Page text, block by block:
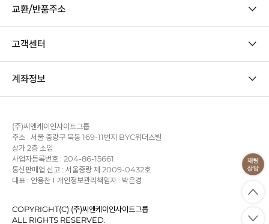
교환/반품주소
고객센터
계좌정보
(주)씨엔케이인사이트그룹
주소 : 서울 중랑구 묵동 169-11번지 BYC위더스빌
상가 2층 소임
사업자등록번호 : 204-86-15661
통신판매업 신고 : 서울중랑 제 2009-0432호
대표 : 안용찬
개인정보관리책임자 : 박은경
COPYRIGHT(C) (주)씨엔케이인사이트그룹
ALL RIGHTS RESERVED.